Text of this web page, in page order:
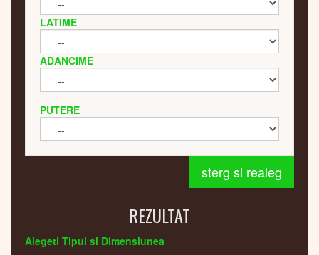
LATIME
ADANCIME
PUTERE
sterg si realeg
REZULTAT
Alegeti Tipul si Dimensiunea